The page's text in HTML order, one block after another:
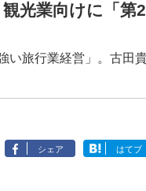
観光業向けに「
い旅行業経営」。古田
シェア はてブ